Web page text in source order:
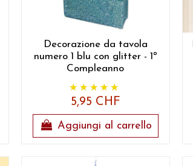
Decorazione da tavola
numero 1 blu con glitter - 1º
Compleanno
5,95 CHF
Aggiungi al carrello